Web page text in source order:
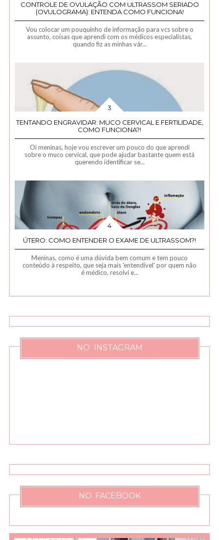
CONTROLE DE OVULAÇÃO COM ULTRASSOM SERIADO
(OVULOGRAMA): ENTENDA COMO FUNCIONA!
Vou colocar um pouquinho de informação para vcs sobre o
assunto, coisas que aprendi com os médicos especialistas,
quando fiz as minhas vár...
TENTANDO ENGRAVIDAR: MUCO CERVICAL E FERTILIDADE,
COMO FUNCIONA?!
Oi meninas, hoje vou escrever um pouco do que aprendi
sobre o muco cervical, que pode ajudar bastante quem está
querendo identificar se...
ÚTERO: COMO ENTENDER O EXAME DE ULTRASSOM?!
Meninas, como é uma dúvida bem comum e tem pouco
conteúdo à respeito, que seja mais 'entendível' por quem não
é médico, resolvi e...
NO INSTAGRAM
NO FACEBOOK